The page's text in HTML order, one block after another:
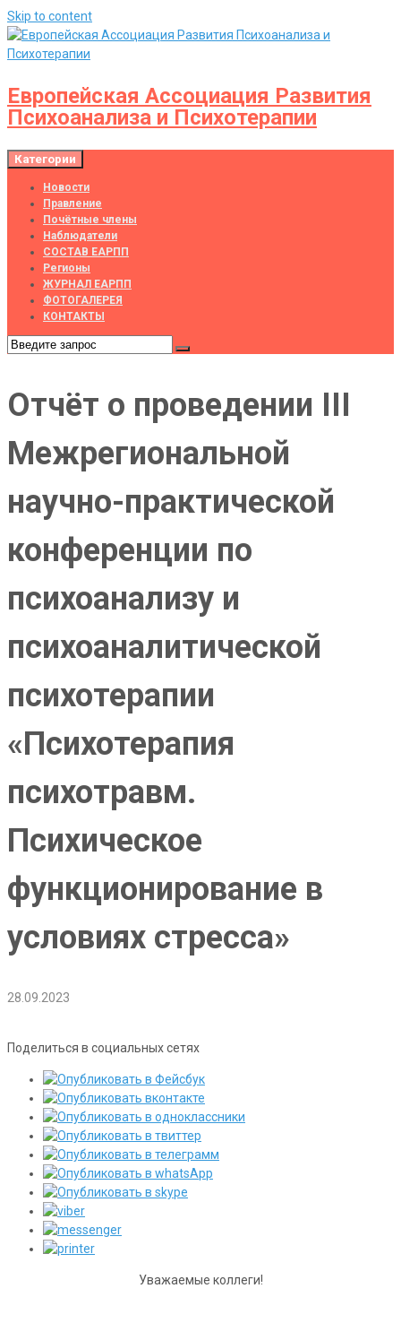
Skip to content
Европейская Ассоциация Развития
Психоанализа и Психотерапии
Категории
Новости
Правление
Почётные члены
Наблюдатели
СОСТАВ ЕАРПП
Регионы
ЖУРНАЛ ЕАРПП
ФОТОГАЛЕРЕЯ
КОНТАКТЫ
Отчёт о проведении III
Межрегиональной
научно-практической
конференции по
психоанализу и
психоаналитической
психотерапии
«Психотерапия
психотравм.
Психическое
функционирование в
условиях стресса»
28.09.2023
Поделиться в социальных сетях
Уважаемые коллеги!